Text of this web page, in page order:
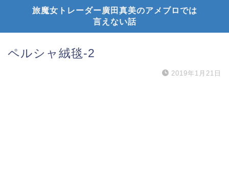
旅魔女トレーダー廣田真美のアメブロでは
言えない話
ペルシャ絨毯-2
2019年1月21日